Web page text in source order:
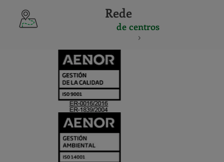
Rede
de centros